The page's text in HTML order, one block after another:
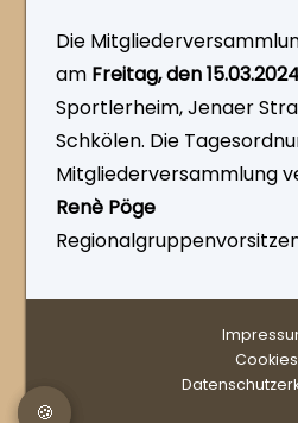
🍪
Die
am Freitag, den
Sportlerheim, Jenaer
Schkölen. Die
Mitgliederversammlung
Renè Pöge
Cookies
🍪